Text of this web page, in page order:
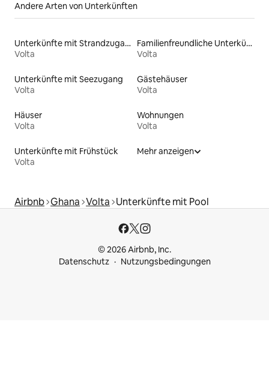
Andere Arten von Unterkünften
Unterkünfte mit Strandzugang
Volta
Familienfreundliche Unterkünfte
Volta
Unterkünfte mit Seezugang
Volta
Gästehäuser
Volta
Häuser
Volta
Wohnungen
Volta
Unterkünfte mit Frühstück
Volta
Mehr anzeigen
Airbnb Ghana Volta Unterkünfte mit Pool
© 2026 Airbnb, Inc.
Datenschutz
Nutzungsbedingungen